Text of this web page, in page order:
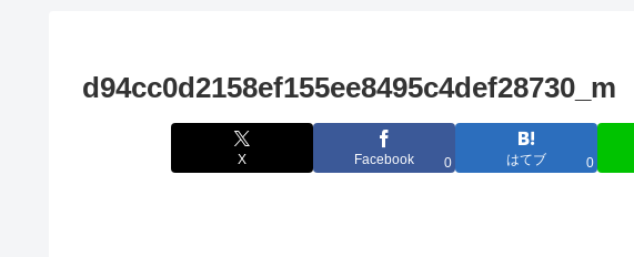
d94cc0d2158ef155ee8495c4def28730_m
X Facebook 0 はてブ 0